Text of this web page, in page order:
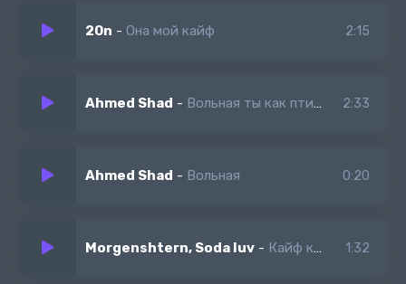
20n - Она мой кайф 2:15
Ahmed Shad - Вольная ты как птица будь со мной 2:33
Ahmed Shad - Вольная 0:20
Morgenshtern, Soda luv - Кайф кайф это реально кайф a.k.a KAIF 1:32